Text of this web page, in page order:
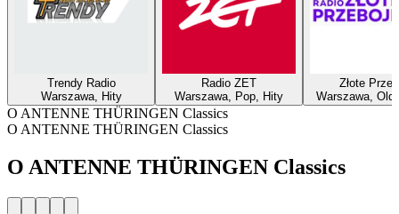
Trendy Radio
Warszawa, Hity
Radio ZET
Warszawa, Pop, Hity
Złote
Warszawa,
O ANTENNE THÜRINGEN Classics
O ANTENNE THÜRINGEN Classics
O ANTENNE THÜRINGEN Classics